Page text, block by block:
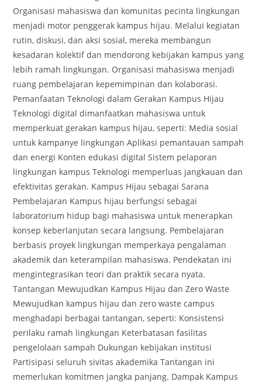
Organisasi mahasiswa dan komunitas pecinta lingkungan
menjadi motor penggerak kampus hijau. Melalui kegiatan
rutin, diskusi, dan aksi sosial, mereka membangun
kesadaran kolektif dan mendorong kebijakan kampus yang
lebih ramah lingkungan. Organisasi mahasiswa menjadi
ruang pembelajaran kepemimpinan dan kolaborasi.
Pemanfaatan Teknologi dalam Gerakan Kampus Hijau
Teknologi digital dimanfaatkan mahasiswa untuk
memperkuat gerakan kampus hijau, seperti: Media sosial
untuk kampanye lingkungan Aplikasi pemantauan sampah
dan energi Konten edukasi digital Sistem pelaporan
lingkungan kampus Teknologi memperluas jangkauan dan
efektivitas gerakan. Kampus Hijau sebagai Sarana
Pembelajaran Kampus hijau berfungsi sebagai
laboratorium hidup bagi mahasiswa untuk menerapkan
konsep keberlanjutan secara langsung. Pembelajaran
berbasis proyek lingkungan memperkaya pengalaman
akademik dan keterampilan mahasiswa. Pendekatan ini
mengintegrasikan teori dan praktik secara nyata.
Tantangan Mewujudkan Kampus Hijau dan Zero Waste
Mewujudkan kampus hijau dan zero waste campus
menghadapi berbagai tantangan, seperti: Konsistensi
perilaku ramah lingkungan Keterbatasan fasilitas
pengelolaan sampah Dukungan kebijakan institusi
Partisipasi seluruh sivitas akademika Tantangan ini
memerlukan komitmen jangka panjang. Dampak Kampus